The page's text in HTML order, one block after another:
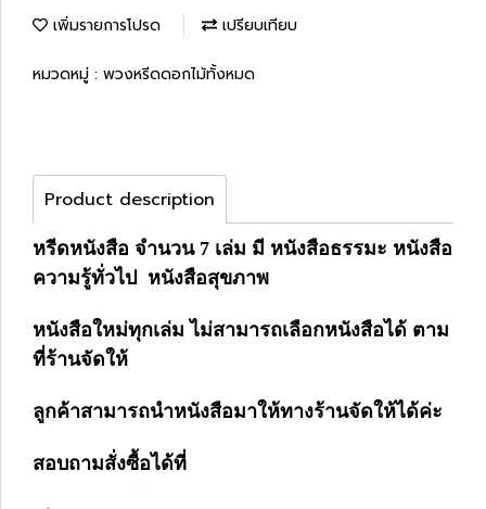
เพิ่มรายการโปรด เปรียบเทียบ
หมวดหมู่ : พวงหรีดดอกไม้ทั้งหมด
Product description
หรีดหนังสือ จำนวน 7 เล่ม มี หนังสือธรรมะ หนังสือ
ความรู้ทั่วไป หนังสือสุขภาพ
หนังสือใหม่ทุกเล่ม ไม่สามารถเลือกหนังสือได้ ตาม
ที่ร้านจัดให้
ลูกค้าสามารถนำหนังสือมาให้ทางร้านจัดให้ได้ค่ะ
สอบถามสั่งซื้อได้ที่